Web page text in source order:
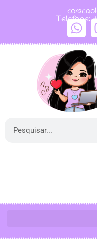
Telefone: